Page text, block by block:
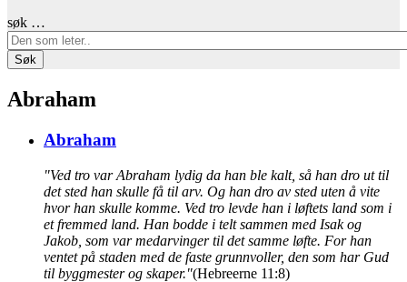
søk …
Søk
Abraham
Abraham
"Ved tro var Abraham lydig da han ble kalt, så han dro ut til
det sted han skulle få til arv. Og han dro av sted uten å vite
hvor han skulle komme. Ved tro levde han i løftets land som i
et fremmed land. Han bodde i telt sammen med Isak og
Jakob, som var medarvinger til det samme løfte. For han
ventet på staden med de faste grunnvoller, den som har Gud
til byggmester og skaper."(Hebreerne 11:8)